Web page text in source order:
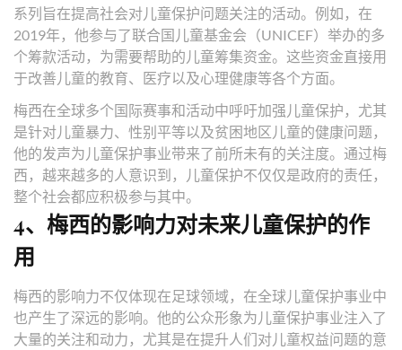
系列旨在提高社会对儿童保护问题关注的活动。例如，在
2019年，他参与了联合国儿童基金会（UNICEF）举办的多
个筹款活动，为需要帮助的儿童筹集资金。这些资金直接用
于改善儿童的教育、医疗以及心理健康等各个方面。
梅西在全球多个国际赛事和活动中呼吁加强儿童保护，尤其
是针对儿童暴力、性别平等以及贫困地区儿童的健康问题，
他的发声为儿童保护事业带来了前所未有的关注度。通过梅
西，越来越多的人意识到，儿童保护不仅仅是政府的责任，
整个社会都应积极参与其中。
4、梅西的影响力对未来儿童保护的作
用
梅西的影响力不仅体现在足球领域，在全球儿童保护事业中
也产生了深远的影响。他的公众形象为儿童保护事业注入了
大量的关注和动力，尤其是在提升人们对儿童权益问题的意